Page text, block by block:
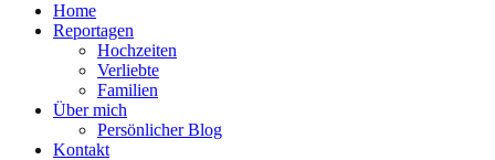
Home
Reportagen
Hochzeiten
Verliebte
Familien
Über mich
Persönlicher Blog
Kontakt